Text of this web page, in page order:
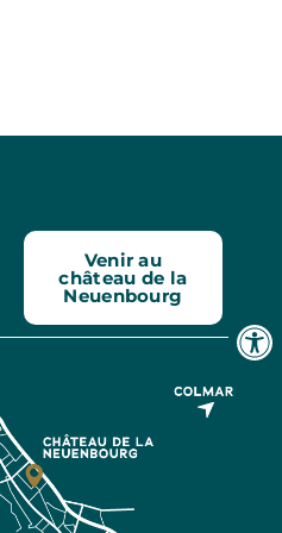
Venir au
château de la
Neuenbourg